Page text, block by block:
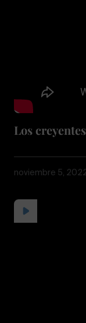
Los
noviembre 5,